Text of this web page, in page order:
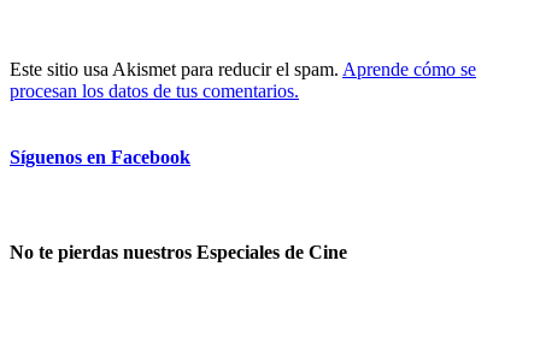
Este sitio usa Akismet para reducir el spam. Aprende cómo se
procesan los datos de tus comentarios.
Síguenos en Facebook
No te pierdas nuestros Especiales de Cine